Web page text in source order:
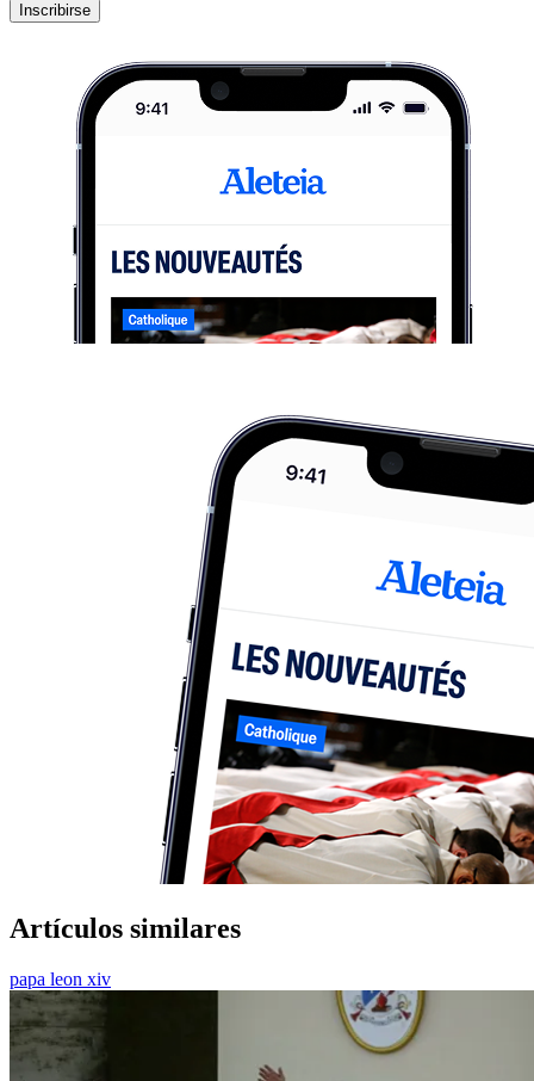
Inscribirse
Artículos similares
papa leon xiv